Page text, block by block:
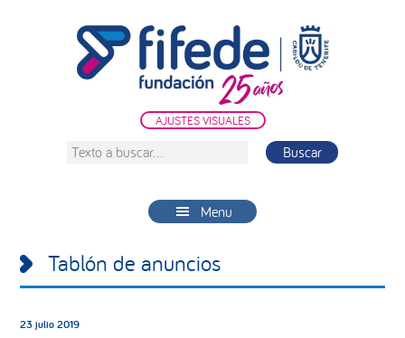
AJUSTES VISUALES
Texto
Menu
Tablón de anuncios
23 julio 2019